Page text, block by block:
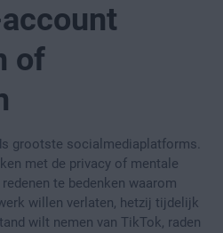
of
grootste socialmediaplatforms.
met de privacy of mentale
te bedenken waarom
willen verlaten, hetzij tijdelijk
wilt nemen van TikTok, raden